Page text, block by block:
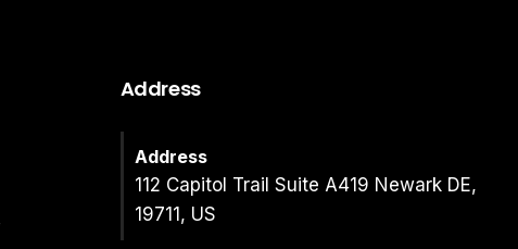
Address
Address
112 Capitol Trail Suite A419 Newark DE,
19711, US